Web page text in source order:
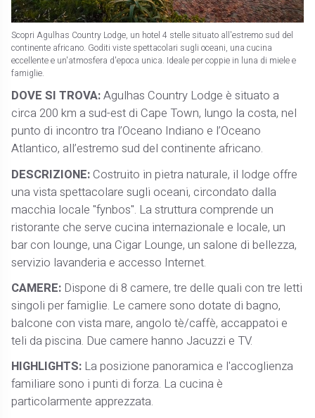
Scopri Agulhas Country Lodge, un hotel 4 stelle situato all'estremo sud del
continente africano. Goditi viste spettacolari sugli oceani, una cucina
eccellente e un'atmosfera d'epoca unica. Ideale per coppie in luna di miele e
famiglie.
DOVE SI TROVA:Agulhas Country Lodge è situato a
circa 200 km a sud-est di Cape Town, lungo la costa, nel
punto di incontro tra l’Oceano Indiano e l’Oceano
Atlantico, all’estremo sud del continente africano.
DESCRIZIONE:Costruito in pietra naturale, il lodge offre
una vista spettacolare sugli oceani, circondato dalla
macchia locale "fynbos". La struttura comprende un
ristorante che serve cucina internazionale e locale, un
bar con lounge, una Cigar Lounge, un salone di bellezza,
servizio lavanderia e accesso Internet.
CAMERE: Dispone di 8 camere, tre delle quali con tre letti
singoli per famiglie. Le camere sono dotate di bagno,
balcone con vista mare, angolo tè/caffè, accappatoi e
teli da piscina. Due camere hanno Jacuzzi e TV.
HIGHLIGHTS: La posizione panoramica e l'accoglienza
familiare sono i punti di forza. La cucina è
particolarmente apprezzata.